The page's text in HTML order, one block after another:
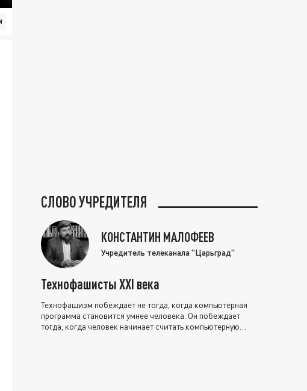
СЛОВО УЧРЕДИТЕЛЯ
КОНСТАНТИН МАЛОФЕЕВ
Учредитель телеканала "Царьград"
Технофашисты XXI века
Технофашизм побеждает не тогда, когда компьютерная
программа становится умнее человека. Он побеждает
тогда, когда человек начинает считать компьютерную